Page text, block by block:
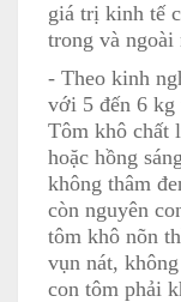
giá trị kinh tế
trong và ngoài
- Theo kinh
với 5 đến 6 kg
Tôm khô chất
hoặc hồng
không thâm
còn nguyên
tôm khô nõn
vụn nát,
con tôm phải